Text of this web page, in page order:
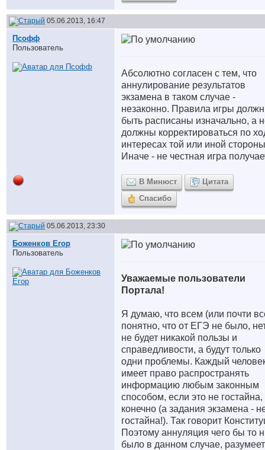
05.06.2013, 16:47
Псофф
Пользователь
Абсолютно согласен с тем, что
аннулирование результатов
экзамена в таком случае -
незаконно. Правила игры
быть расписаны изначально, а
должны корректироваться по
интересах той или иной
Иначе - не честная игра
В Минюст
Цитата
Спасибо
05.06.2013, 23:30
Боженков Егор
Пользователь
Уважаемые пользователи
Портала!
Я думаю, что всем (или почти
понятно, что от ЕГЭ не было,
не будет никакой пользы и
справедливости, а будут только
одни проблемы. Каждый
имеет право распространять
информацию любым законным
способом, если это не гостайна,
конечно (а задания экзамена -
гостайна!). Так говорит
Поэтому аннуляция чего бы то
было в данном случае,